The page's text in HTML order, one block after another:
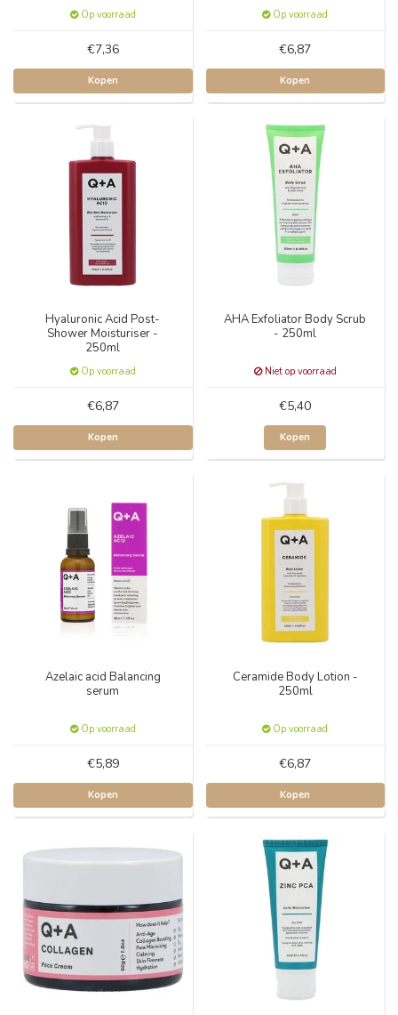
Op voorraad
€7,36
Kopen
Op voorraad
€6,87
Kopen
Hyaluronic Acid Post-
Shower Moisturiser -
250ml
Op voorraad
€6,87
Kopen
AHA Exfoliator Body Scrub
- 250ml
Niet op voorraad
€5,40
Kopen
Azelaic acid Balancing
serum
Op voorraad
€5,89
Kopen
Ceramide Body Lotion -
250ml
Op voorraad
€6,87
Kopen